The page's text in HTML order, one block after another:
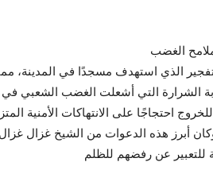
الغضب
الذي استهدف مسجدًا في المدينة،
الشرارة التي أشعلت الغضب الشعبي
احتجاجًا على الانتهاكات الأمنية
أبرز هذه الدعوات من الشيخ غزال